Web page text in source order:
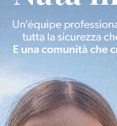
In vetrina 3
Estra Notizie
studenti
debutta il